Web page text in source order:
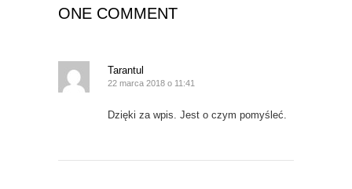
ONE COMMENT
Tarantul
22 marca 2018 o 11:41
Dzięki za wpis. Jest o czym pomyśleć.